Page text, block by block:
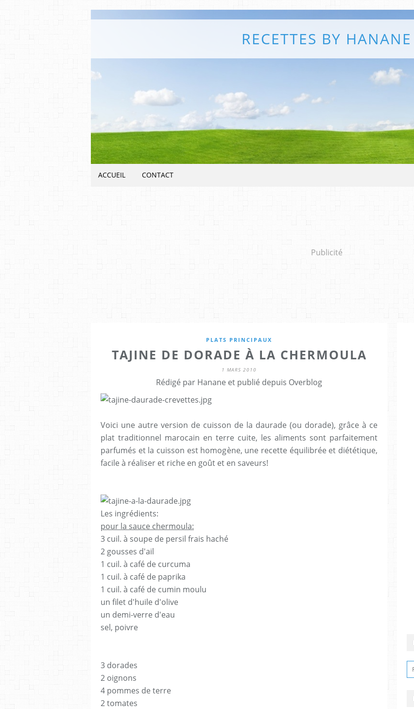
RECETTES BY HANANE
ACCUEIL CONTACT
Publicité
PLATS PRINCIPAUX
TAJINE DE DORADE À LA CHERMOULA
1 MARS 2010
Rédigé par Hanane et publié depuis Overblog
Voici une autre version de cuisson de la daurade (ou dorade), grâce à ce
plat traditionnel marocain en terre cuite, les aliments sont parfaitement
parfumés et la cuisson est homogène, une recette équilibrée et diététique,
facile à réaliser et riche en goût et en saveurs!
Les ingrédients:
pour la sauce chermoula:
3 cuil. à soupe de persil frais haché
2 gousses d'ail
1 cuil. à café de curcuma
1 cuil. à café de paprika
1 cuil. à café de cumin moulu
un filet d'huile d'olive
un demi-verre d'eau
sel, poivre
3 dorades
2 oignons
4 pommes de terre
2 tomates